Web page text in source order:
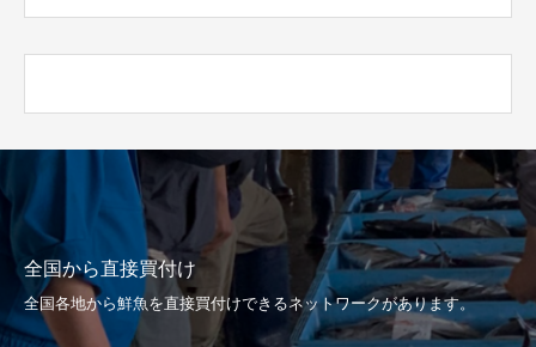
全国から直接買付け
全国各地から鮮魚を直接買付けできるネットワークがあります。